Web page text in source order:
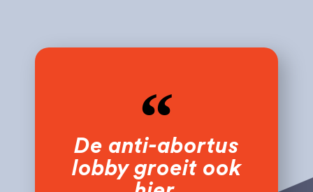
De anti-abortus
lobby groeit ook